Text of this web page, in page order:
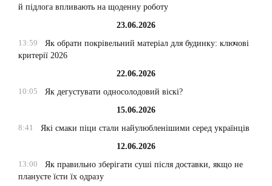
й підлога впливають на щоденну роботу
23.06.2026
13:59
Як обрати покрівельний матеріал для будинку: ключові
критерії 2026
22.06.2026
10:05
Як дегустувати односолодовий віскі?
15.06.2026
8:41
Які смаки піци стали найулюбленішими серед українців
12.06.2026
13:00
Як правильно зберігати суші після доставки, якщо не
плануєте їсти їх одразу